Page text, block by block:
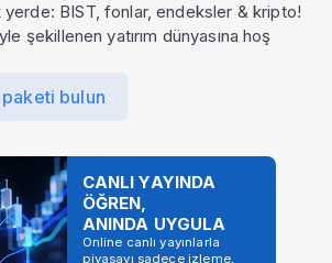
yerde: BIST, fonlar, endeksler & kripto!
şekillenen yatırım dünyasına hoş
bulun
CANLI YAYINDA
ÖĞREN,
ANINDA UYGULA
Online canlı yayınlarla
piyasayı sadece izleme,